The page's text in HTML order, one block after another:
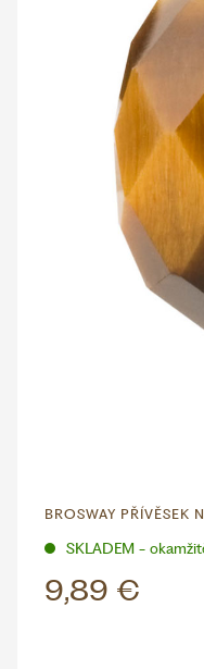
BROSWAY PŘÍVĚSEK
SKLADEM -
9,89 €